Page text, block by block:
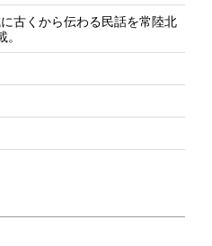
古くから伝わる民話を常陸北